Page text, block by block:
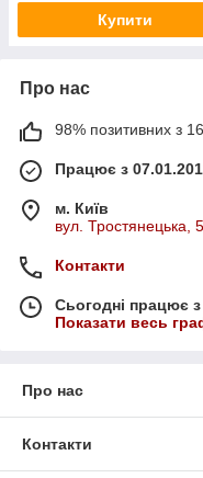
Купити
Про нас
98% позитивних з
Працює з
м. Київ
вул. Тростянецька,
Контакти
Сьогодні працює
Показати весь
Про нас
Контакти